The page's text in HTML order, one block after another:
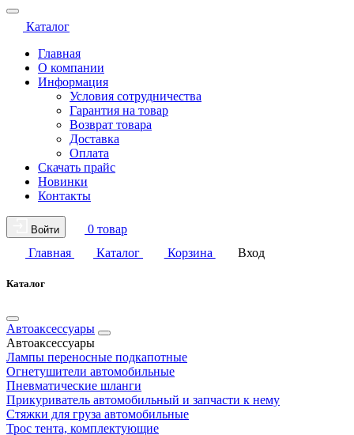
Каталог
Главная
О компании
Информация
Условия сотрудничества
Гарантия на товар
Возврат товара
Доставка
Оплата
Скачать прайс
Новинки
Контакты
Войти
0 товар
Главная
Каталог Корзина Вход
Каталог
Автоаксессуары
Автоаксессуары
Лампы переносные подкапотные
Огнетушители автомобильные
Пневматические шланги
Прикуриватель автомобильный и запчасти к нему
Стяжки для груза автомобильные
Трос тента, комплектующие